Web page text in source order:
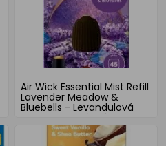
Air Wick Essential Mist Refill
Lavender Meadow &
Bluebells - Levandulová
osvěžovač vzduchu
náhradní náplň 20 ml